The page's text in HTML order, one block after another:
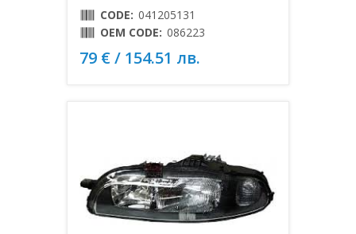
CODE: 041205131
OEM CODE: 086223
79 € / 154.51 лв.